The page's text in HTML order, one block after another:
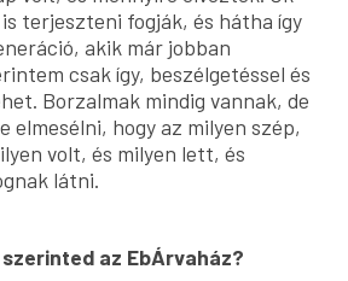
terjeszteni fogják, és hátha így
akik már jobban
csak így, beszélgetéssel és
Borzalmak mindig vannak, de
elmesélni, hogy az milyen szép,
volt, és milyen lett, és
látni.
az EbÁrvaház?